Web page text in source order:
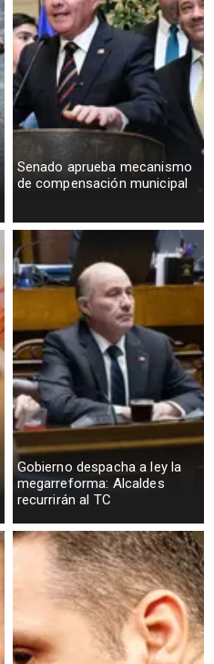
Senado aprueba mecanismo
de compensación municipal
Gobierno despacha a ley la
megarreforma: Alcaldes
recurrirán al TC